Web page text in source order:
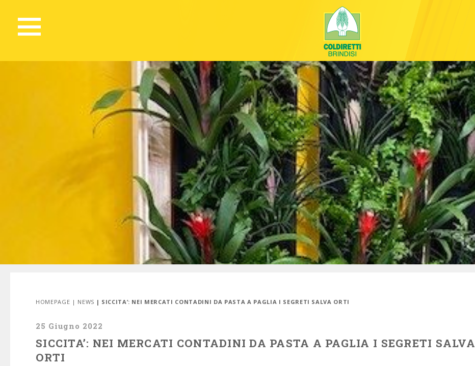
HOMEPAGE | NEWS | SICCITA’: NEI MERCATI CONTADINI DA PASTA A PAGLIA I SEGRETI SALVA ORTI
25 Giugno 2022
SICCITA’: NEI MERCATI CONTADINI DA PASTA A PAGLIA I SEGRETI SALVA
ORTI